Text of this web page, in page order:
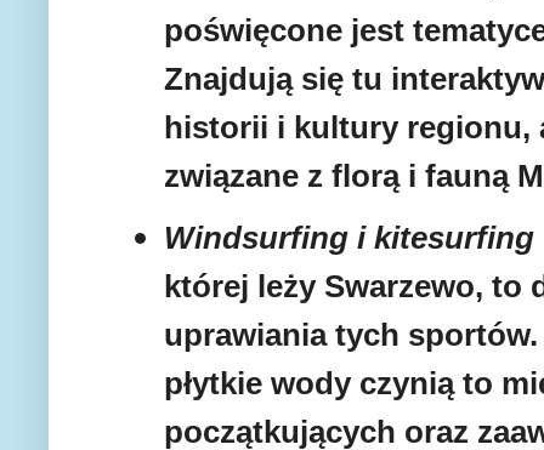
poświęcone jest
Znajdują się tu
historii i kultury regionu,
związane z florą i fauną
Windsurfing i kitesurfing
której leży Swarzewo, to
uprawiania tych
płytkie wody czynią to
początkujących oraz